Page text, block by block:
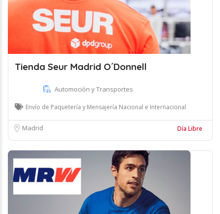
Tienda Seur Madrid O´Donnell
Automoción y Transportes
Envío de Paquetería y Mensajería Nacional e Internacional
Madrid Día Libre